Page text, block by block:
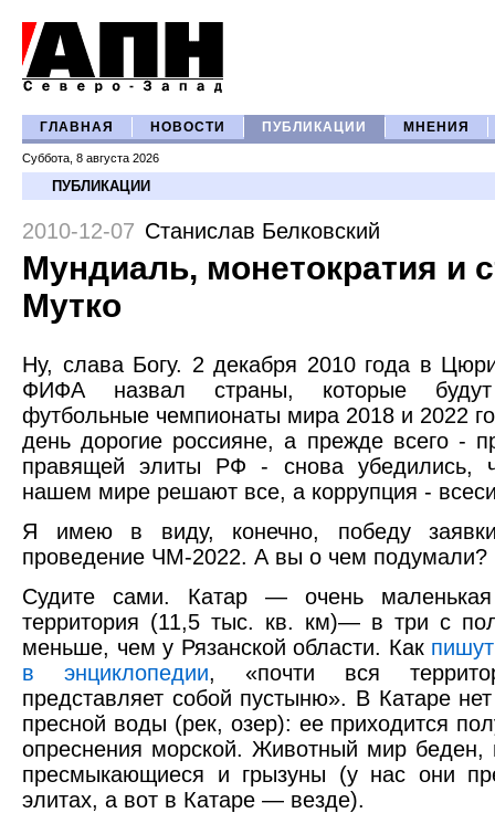
ГЛАВНАЯ НОВОСТИ ПУБЛИКАЦИИ МНЕНИЯ
Суббота, 8 августа 2026
ПУБЛИКАЦИИ
2010-12-07 Станислав Белковский
Мундиаль, монетократия и
Мутко
Ну, слава Богу. 2 декабря 2010 года в
ФИФА назвал страны, которые будут
футбольные чемпионаты мира 2018 и 2022
день дорогие россияне, а прежде всего -
правящей элиты РФ - снова убедились,
нашем мире решают все, а коррупция -
Я имею в виду, конечно, победу
проведение ЧМ-2022. А вы о чем подумали?
Судите сами. Катар — очень
территория (11,5 тыс. кв. км)— в три с
меньше, чем у Рязанской области. Как
в энциклопедии, «почти вся
представляет собой пустыню». В Катаре
пресной воды (рек, озер): ее приходится
опреснения морской. Животный мир беден,
пресмыкающиеся и грызуны (у нас они
элитах, а вот в Катаре — везде).